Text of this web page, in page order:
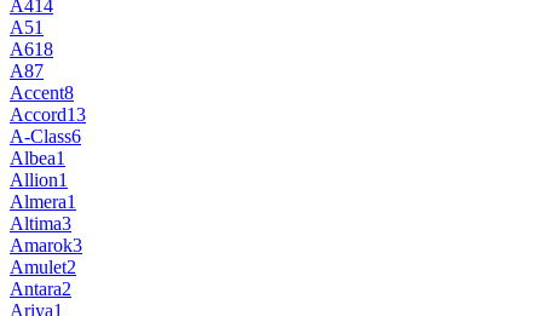
A414
A51
A618
A87
Accent8
Accord13
A-Class6
Albea1
Allion1
Almera1
Altima3
Amarok3
Amulet2
Antara2
Ariya1